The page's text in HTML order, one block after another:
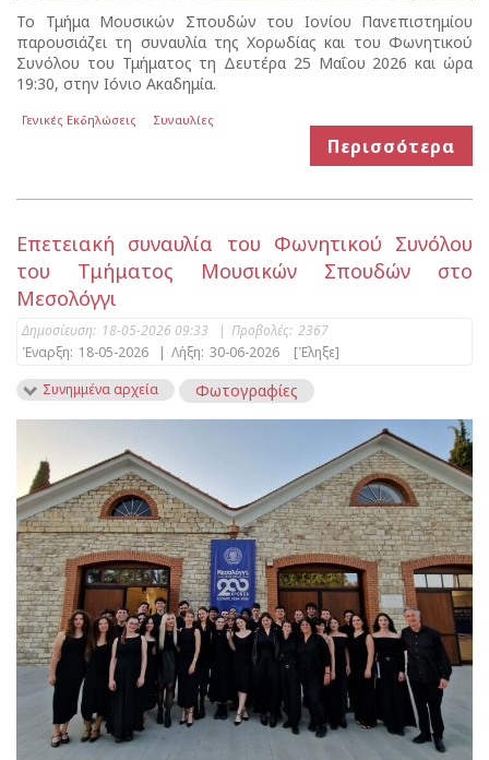
Το Τμήμα Μουσικών Σπουδών του Ιονίου Πανεπιστημίου
παρουσιάζει τη συναυλία της Χορωδίας και του Φωνητικού
Συνόλου του Τμήματος τη Δευτέρα 25 Μαΐου 2026 και ώρα
19:30, στην Ιόνιο Ακαδημία.
Γενικές Εκδηλώσεις Συναυλίες
Περισσότερα
Επετειακή συναυλία του Φωνητικού Συνόλου
του Τμήματος Μουσικών Σπουδών στο
Μεσολόγγι
Δημοσίευση: 18-05-2026 09:33 | Προβολές: 2367
Έναρξη: 18-05-2026 | Λήξη: 30-06-2026
[Έληξε]
Συνημμένα αρχεία
Φωτογραφίες